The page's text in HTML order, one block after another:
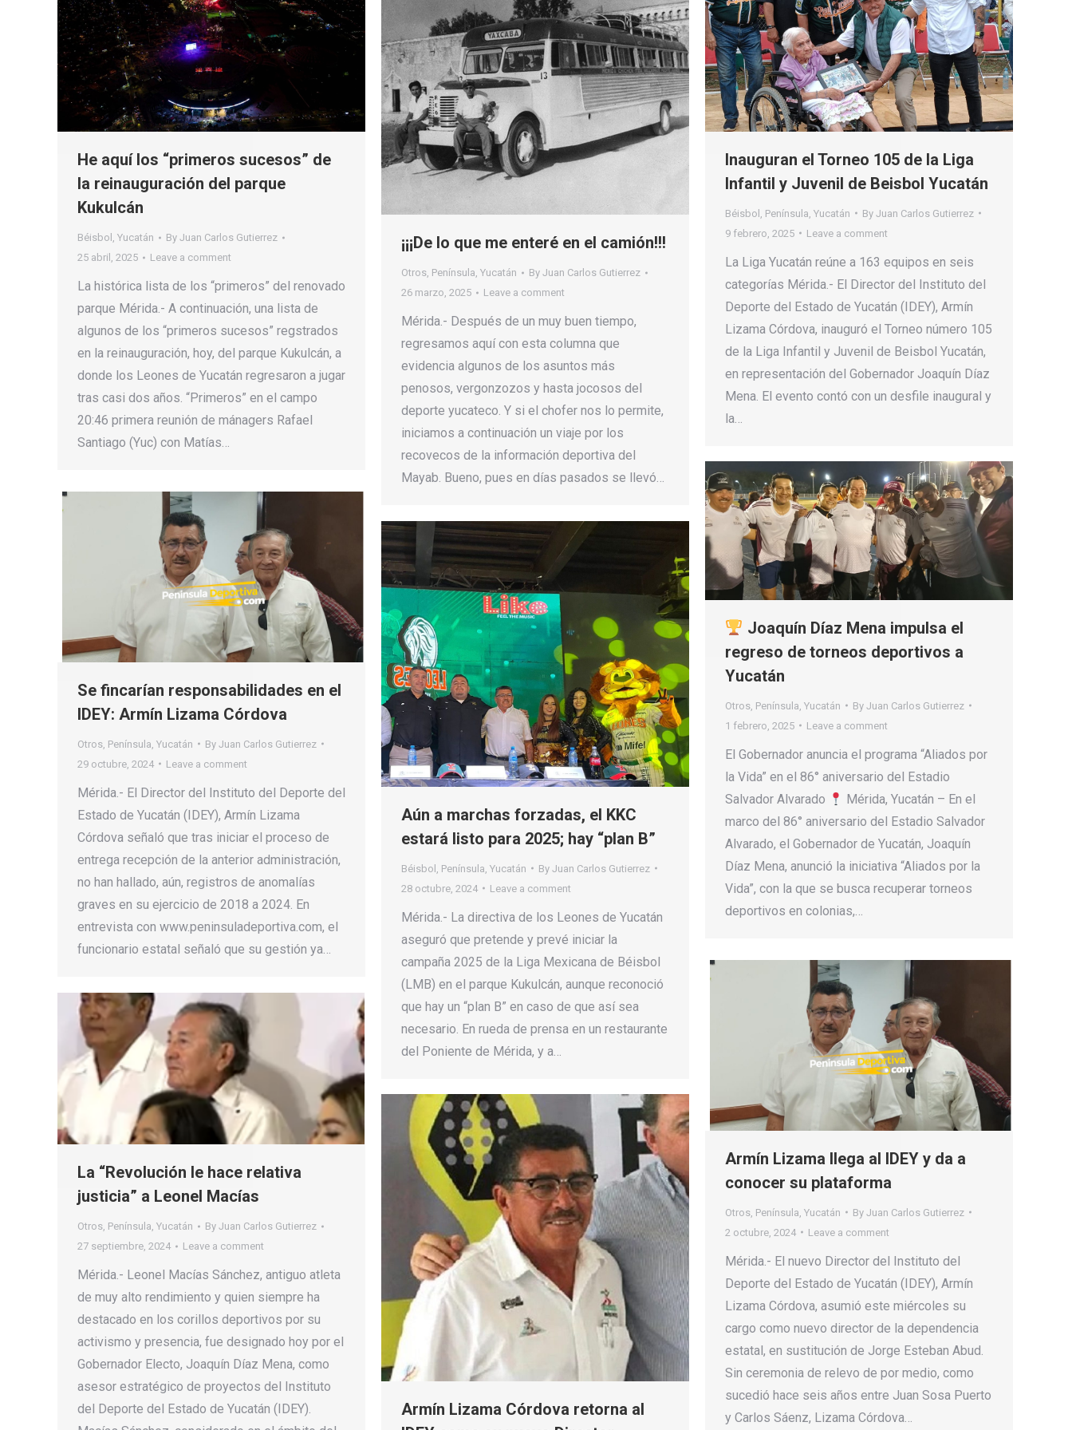
He aquí los “primeros sucesos” de
la reinauguración del parque
Kukulcán
Béisbol , Yucatán By Juan Carlos Gutierrez
25 abril, 2025
Leave a comment
La histórica lista de los “primeros” del renovado
parque Mérida.- A continuación, una lista de
algunos de los “primeros sucesos” regstrados
en la reinauguración, hoy, del parque Kukulcán, a
donde los Leones de Yucatán regresaron a jugar
tras casi dos años. “Primeros” en el campo
20:46 primera reunión de mánagers Rafael
Santiago (Yuc) con Matías…
¡¡¡De lo que me enteré en el camión!!!
Otros, Península, Yucatán By Juan Carlos Gutierrez
26 marzo, 2025
Leave a comment
Mérida.- Después de un muy buen tiempo,
regresamos aquí con esta columna que
evidencia algunos de los asuntos más
penosos, vergonzozos y hasta jocosos del
deporte yucateco. Y si el chofer nos lo permite,
iniciamos a continuación un viaje por los
recovecos de la información deportiva del
Mayab. Bueno, pues en días pasados se llevó…
Inauguran el Torneo 105 de la Liga
Infantil y Juvenil de Beisbol Yucatán
Béisbol Península Yucatán By Juan Carlos Gutierrez
9 febrero, 2025
Leave a comment
La Liga Yucatán reúne a 163 equipos en seis
categorías Mérida.- El Director del Instituto del
Deporte del Estado de Yucatán (IDEY), Armín
Lizama Córdova, inauguró el Torneo número 105
de la Liga Infantil y Juvenil de Beisbol Yucatán,
en representación del Gobernador Joaquín Díaz
Mena. El evento contó con un desfile inaugural y
la…
Joaquín Díaz Mena impulsa el
regreso de torneos deportivos a
Yucatán
Otros Península Yucatán By Juan Carlos Gutierrez
1 febrero, 2025
Leave a comment
El Gobernador anuncia el programa “Aliados por
la Vida” en el 86° aniversario del Estadio
Salvador Alvarado
Mérida, Yucatán – En el
marco del 86° aniversario del Estadio Salvador
Alvarado, el Gobernador de Yucatán, Joaquín
Díaz Mena, anunció la iniciativa “Aliados por la
Vida”, con la que se busca recuperar torneos
deportivos en colonias,…
Se fincarían responsabilidades en el
IDEY: Armín Lizama Córdova
Otros Península Yucatán By Juan Carlos Gutierrez
29 octubre, 2024
Leave a comment
Mérida.- El Director del Instituto del Deporte del
Estado de Yucatán (IDEY), Armín Lizama
Córdova señaló que tras iniciar el proceso de
entrega recepción de la anterior administración,
no han hallado, aún, registros de anomalías
graves en su ejercicio de 2018 a 2024. En
entrevista con www.peninsuladeportiva.com, el
funcionario estatal señaló que su gestión ya…
Aún a marchas forzadas, el KKC
estará listo para 2025; hay “plan B”
Béisbol Península Yucatán By Juan Carlos Gutierrez
28 octubre, 2024
Leave a comment
Mérida.- La directiva de los Leones de Yucatán
aseguró que pretende y prevé iniciar la
campaña 2025 de la Liga Mexicana de Béisbol
(LMB) en el parque Kukulcán, aunque reconoció
que hay un “plan B” en caso de que así sea
necesario. En rueda de prensa en un restaurante
del Poniente de Mérida, y a…
Armín Lizama llega al IDEY y da a
conocer su plataforma
Otros Península Yucatán By Juan Carlos Gutierrez
2 octubre, 2024
Leave a comment
Mérida.- El nuevo Director del Instituto del
Deporte del Estado de Yucatán (IDEY), Armín
Lizama Córdova, asumió este miércoles su
cargo como nuevo director de la dependencia
estatal, en sustitución de Jorge Esteban Abud.
Sin ceremonia de relevo de por medio, como
sucedió hace seis años entre Juan Sosa Puerto
y Carlos Sáenz, Lizama Córdova…
La “Revolución le hace relativa
justicia” a Leonel Macías
Otros, Península, Yucatán By Juan Carlos Gutierrez
27 septiembre, 2024
Leave a comment
Mérida.- Leonel Macías Sánchez, antiguo atleta
de muy alto rendimiento y quien siempre ha
destacado en los corillos deportivos por su
activismo y presencia, fue designado hoy por el
Gobernador Electo, Joaquín Díaz Mena, como
asesor estratégico de proyectos del Instituto
del Deporte del Estado de Yucatán (IDEY).
Armín Lizama Córdova retorna al